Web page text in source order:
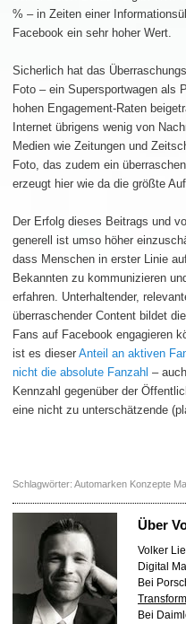
% – in Zeiten einer
Facebook ein sehr hoher Wert.
Sicherlich hat das
Foto – ein Supersportwagen als
hohen Engagement-Raten
Internet übrigens wenig von
Medien wie Zeitungen und
Foto, das zudem ein
erzeugt hier wie da die größte
Der Erfolg dieses Beitrags und
generell ist umso höher
dass Menschen in erster Linie
Bekannten zu kommunizieren
erfahren. Unterhaltender,
überraschender Content bildet
Fans auf Facebook engagieren
ist es dieser Anteil an aktiven
nicht die absolute Fanzahl –
Kennzahl gegenüber der
eine nicht zu unterschätzende
Schlagwörter: Automarken Konzepte
Über
Volker
Digital
Bei
Bei